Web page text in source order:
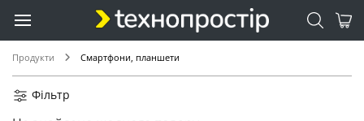
Продукти Смартфони, планшети
Фільтр